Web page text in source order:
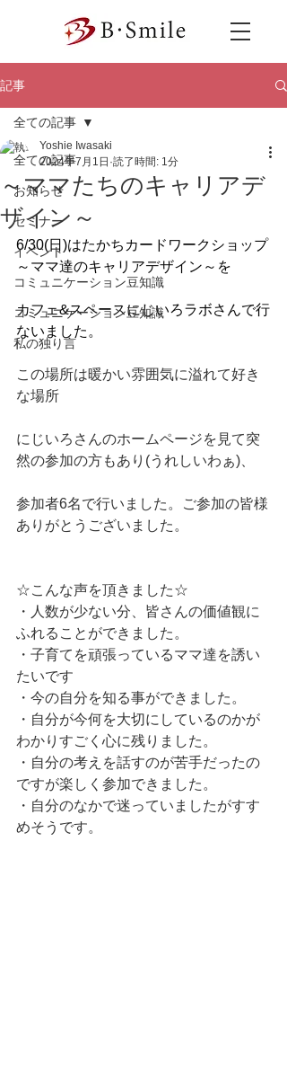
記事
全ての記事
お知らせ
セミナー
イベント
コミュニケーション豆知識
コミュニケーション豆知識
私の独り言
全ての記事
～ママたちのキャリアデ
ザイン～
Yoshie Iwasaki
2024年7月1日 読了時間: 1分
6/30(日)はたかちカードワークショップ
～ママ達のキャリアデザイン～を
カフェ&スペースにじいろラボさんで行
ないました。
この場所は暖かい雰囲気に溢れて好き
な場所
にじいろさんのホームページを見て突
然の参加の方もあり(うれしいわぁ)、
参加者6名で行いました。ご参加の皆様
ありがとうございました。
☆こんな声を頂きました☆
・人数が少ない分、皆さんの価値観に
ふれることができました。
・子育てを頑張っているママ達を誘い
たいです
・今の自分を知る事ができました。
・自分が今何を大切にしているのかが
わかりすごく心に残りました。
・自分の考えを話すのが苦手だったの
ですが楽しく参加できました。
・自分のなかで迷っていましたがすす
めそうです。